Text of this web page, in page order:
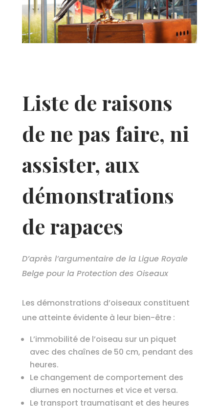
Liste de raisons
de ne pas faire, ni
assister, aux
démonstrations
de rapaces
D’après l’argumentaire de la Ligue Royale
Belge pour la Protection des Oiseaux
Les démonstrations d’oiseaux constituent
une atteinte évidente à leur bien-être :
L’immobilité de l’oiseau sur un piquet
avec des chaînes de 50 cm, pendant des
heures.
Le changement de comportement des
diurnes en nocturnes et vice et versa.
Le transport traumatisant et des heures